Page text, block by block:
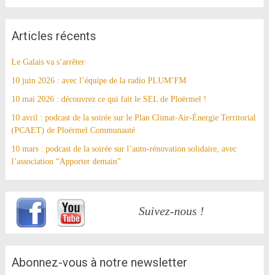
Articles récents
Le Galais va s’arrêter
10 juin 2026 : avec l’équipe de la radio PLUM’FM
10 mai 2026 : découvrez ce qui fait le SEL de Ploërmel !
10 avril : podcast de la soirée sur le Plan Climat-Air-Énergie Territorial
(PCAET) de Ploërmel Communauté
10 mars : podcast de la soirée sur l’auto-rénovation solidaire, avec
l’association “Apporter demain”
Suivez-nous !
Abonnez-vous à notre newsletter